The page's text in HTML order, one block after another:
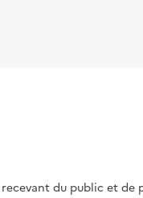
du public et